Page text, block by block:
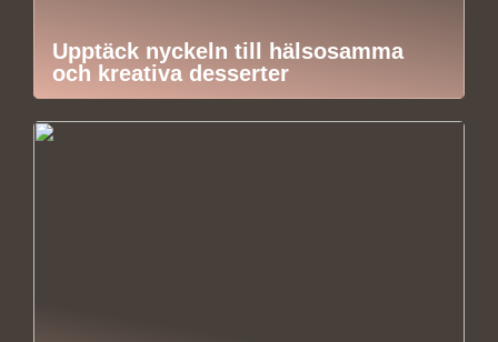
Upptäck nyckeln till hälsosamma
och kreativa desserter